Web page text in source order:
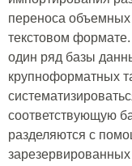
переноса
текстовом
один ряд базы
крупноформатных
соответствующую
разделяются с